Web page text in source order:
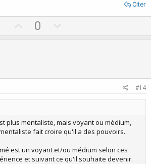
Citer
p
0
o
#14
plus mentaliste, mais voyant ou médium,
fait croire qu'il a des pouvoirs.
est un voyant et/ou médium selon ces
et suivant ce qu'il souhaite devenir.